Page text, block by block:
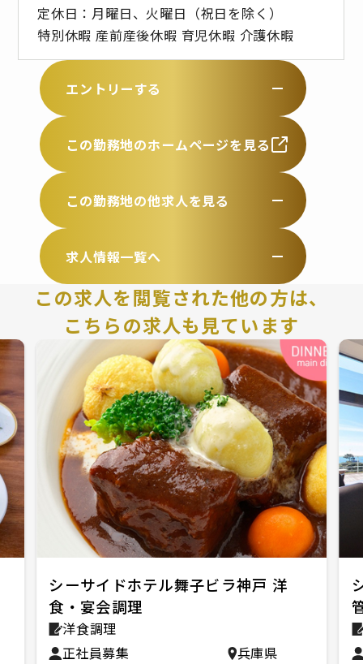
定休日：月曜日、火曜日（祝日を除く）
特別休暇 産前産後休暇 育児休暇 介護休暇
エントリーする
この勤務地のホームページを見る
この勤務地の他求人を見る
求人情報一覧へ
この求人を閲覧された他の方は、
こちらの求人も見ています
シーサイドホテル舞子ビラ神戸 洋
食・宴会調理
洋食調理
正社員募集
兵庫県